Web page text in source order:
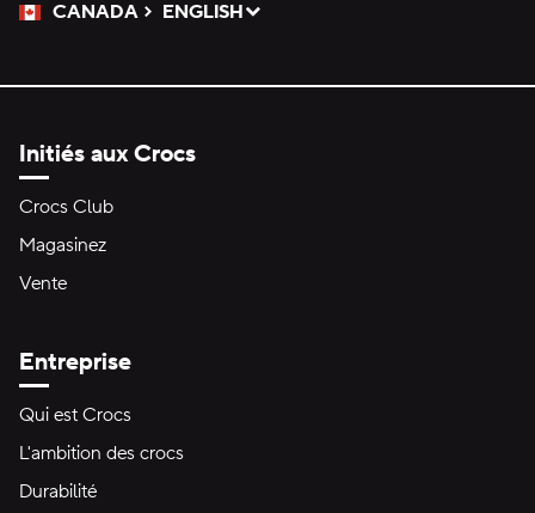
CANADA
Veuillez sélectionner une langue
ENGLISH
Sélectionné
Initiés aux Crocs
Crocs Club
Magasinez
Vente
Entreprise
Qui est Crocs
L'ambition des crocs
Durabilité